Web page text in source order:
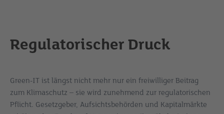
Regulatorischer Druck
Green-IT ist längst nicht mehr nur ein freiwilliger Beitrag
zum Klimaschutz – sie wird zunehmend zur regulatorischen
Pflicht. Gesetzgeber, Aufsichtsbehörden und Kapitalmärkte